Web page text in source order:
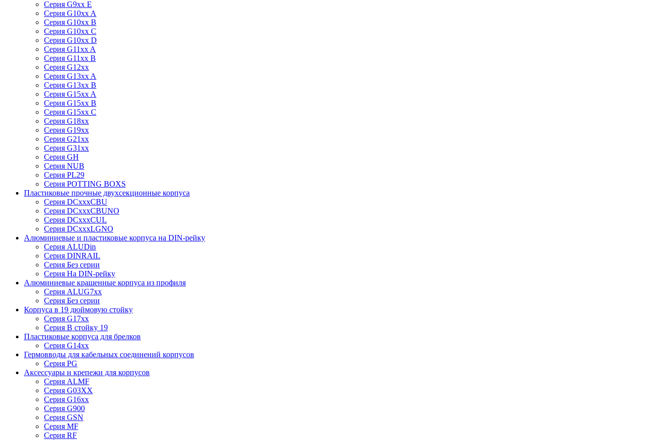
Серия G9xx E
Серия G10xx A
Серия G10xx B
Серия G10xx C
Серия G10xx D
Серия G11xx A
Серия G11xx B
Серия G12xx
Серия G13xx A
Серия G13xx B
Серия G15xx A
Серия G15xx B
Серия G15xx C
Серия G18xx
Серия G19xx
Серия G21xx
Серия G31xx
Серия GH
Серия NUB
Серия PL29
Серия POTTING BOXS
Пластиковые прочные двухсекционные корпуса
Серия DCxxxCBU
Серия DCxxxCBUNO
Серия DCxxxCUL
Серия DCxxxLGNO
Алюминиевые и пластиковые корпуса на DIN-рейку
Серия ALUDin
Серия DINRAIL
Серия Без серии
Серия На DIN-рейку
Алюминиевые крашенные корпуса из профиля
Серия ALUG7xx
Серия Без серии
Корпуса в 19 дюймовую стойку
Серия G17xx
Серия В стойку 19
Пластиковые корпуса для брелков
Серия G14xx
Гермовводы для кабельных соединений корпусов
Серия PG
Аксессуары и крепежи для корпусов
Серия ALMF
Серия G03XX
Серия G16xx
Серия G900
Серия GSN
Серия MF
Серия RF